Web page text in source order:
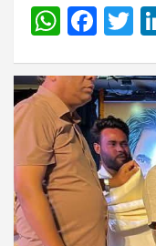
W
at
s
A
p
p
F
c
e
b
o
o
k
T